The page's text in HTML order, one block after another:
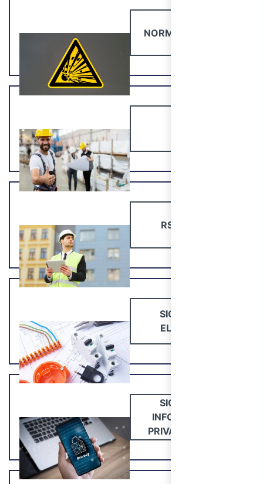
NORMATIVA ATEX
RSPP/ASPP
SICUREZZA
ELETTRICA
SICUREZZA
INFORMATICA,
PRIVACY E GDPR